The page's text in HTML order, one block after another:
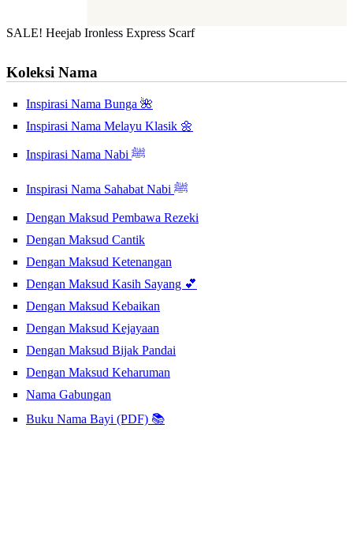
SALE! Heejab Ironless Express Scarf
Koleksi Nama
Inspirasi Nama Bunga 🌺
Inspirasi Nama Melayu Klasik 🌼
Inspirasi Nama Nabi ﷺ
Inspirasi Nama Sahabat Nabi ﷺ
Dengan Maksud Pembawa Rezeki
Dengan Maksud Cantik
Dengan Maksud Ketenangan
Dengan Maksud Kasih Sayang 💕
Dengan Maksud Kebaikan
Dengan Maksud Kejayaan
Dengan Maksud Bijak Pandai
Dengan Maksud Keharuman
Nama Gabungan
Buku Nama Bayi (PDF) 📚